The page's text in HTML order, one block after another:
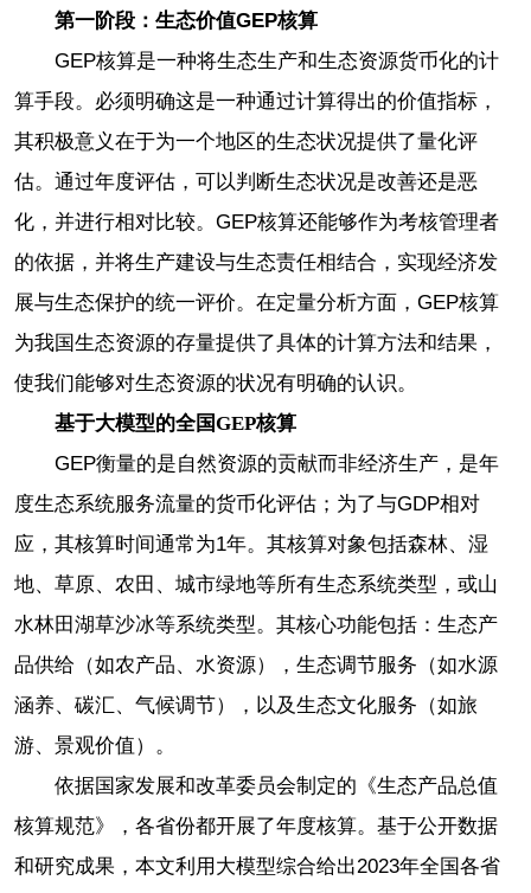
第一阶段：生态价值GEP核算
GEP核算是一种将生态生产和生态资源货币化的计
算手段。必须明确这是一种通过计算得出的价值指标，
其积极意义在于为一个地区的生态状况提供了量化评
估。通过年度评估，可以判断生态状况是改善还是恶
化，并进行相对比较。GEP核算还能够作为考核管理者
的依据，并将生产建设与生态责任相结合，实现经济发
展与生态保护的统一评价。在定量分析方面，GEP核算
为我国生态资源的存量提供了具体的计算方法和结果，
使我们能够对生态资源的状况有明确的认识。
基于大模型的全国GEP核算
GEP衡量的是自然资源的贡献而非经济生产，是年
度生态系统服务流量的货币化评估；为了与GDP相对
应，其核算时间通常为1年。其核算对象包括森林、湿
地、草原、农田、城市绿地等所有生态系统类型，或山
水林田湖草沙冰等系统类型。其核心功能包括：生态产
品供给（如农产品、水资源），生态调节服务（如水源
涵养、碳汇、气候调节），以及生态文化服务（如旅
游、景观价值）。
依据国家发展和改革委员会制定的《生态产品总值
核算规范》，各省份都开展了年度核算。基于公开数据
和研究成果，本文利用大模型综合给出2023年全国各省